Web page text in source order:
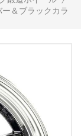
＆ブラックカラ